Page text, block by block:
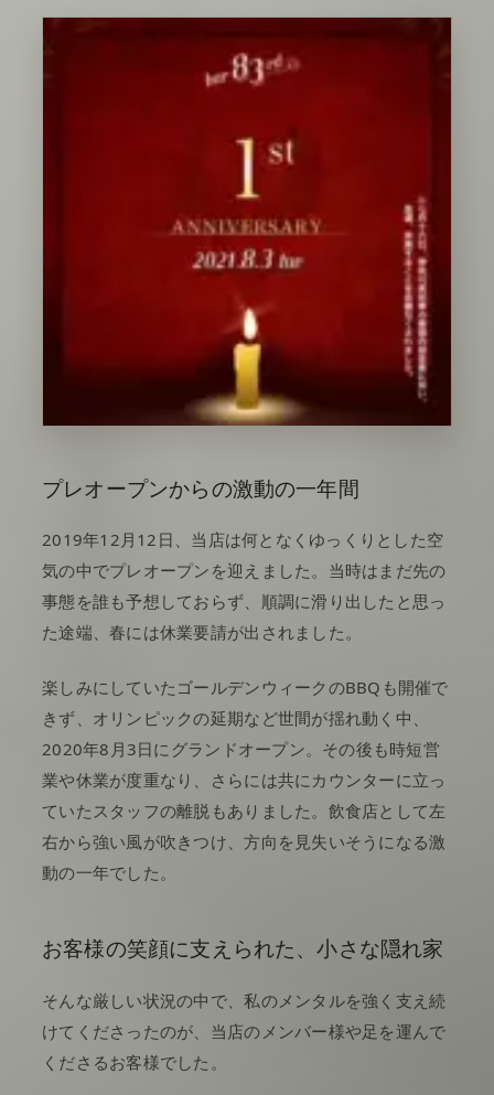
プレオープンからの激動の一年間
2019年12月12日、当店は何となくゆっくりとした空
気の中でプレオープンを迎えました。当時はまだ先の
事態を誰も予想しておらず、順調に滑り出したと思っ
た途端、春には休業要請が出されました。
楽しみにしていたゴールデンウィークのBBQも開催で
きず、オリンピックの延期など世間が揺れ動く中、
2020年8月3日にグランドオープン。その後も時短営
業や休業が度重なり、さらには共にカウンターに立っ
ていたスタッフの離脱もありました。飲食店として左
右から強い風が吹きつけ、方向を見失いそうになる激
動の一年でした。
お客様の笑顔に支えられた、小さな隠れ家
そんな厳しい状況の中で、私のメンタルを強く支え続
けてくださったのが、当店のメンバー様や足を運んで
くださるお客様でした。